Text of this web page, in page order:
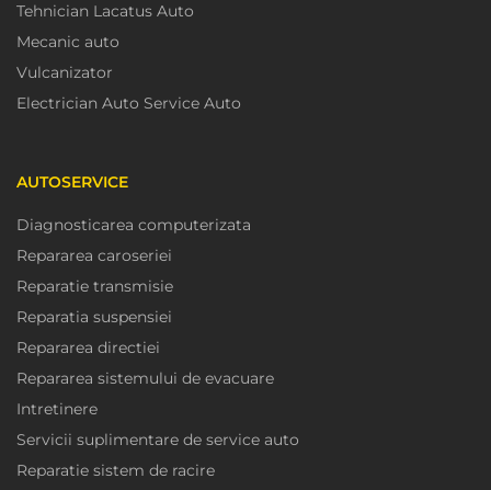
Tehnician Lacatus Auto
Mecanic auto
Vulcanizator
Electrician Auto Service Auto
AUTOSERVICE
Diagnosticarea computerizata
Repararea caroseriei
Reparatie transmisie
Reparatia suspensiei
Repararea directiei
Repararea sistemului de evacuare
Intretinere
Servicii suplimentare de service auto
Reparatie sistem de racire